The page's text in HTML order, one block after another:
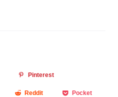
Pinterest
Reddit Pocket